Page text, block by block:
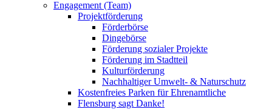
Engagement (Team)
Projektförderung
Förderbörse
Dingebörse
Förderung sozialer Projekte
Förderung im Stadtteil
Kulturförderung
Nachhaltiger Umwelt- & Naturschutz
Kostenfreies Parken für Ehrenamtliche
Flensburg sagt Danke!